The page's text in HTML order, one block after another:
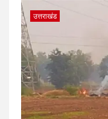
उत्तराखंड